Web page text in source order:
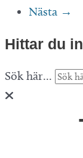
Nästa →
Hittar du
Sök här...